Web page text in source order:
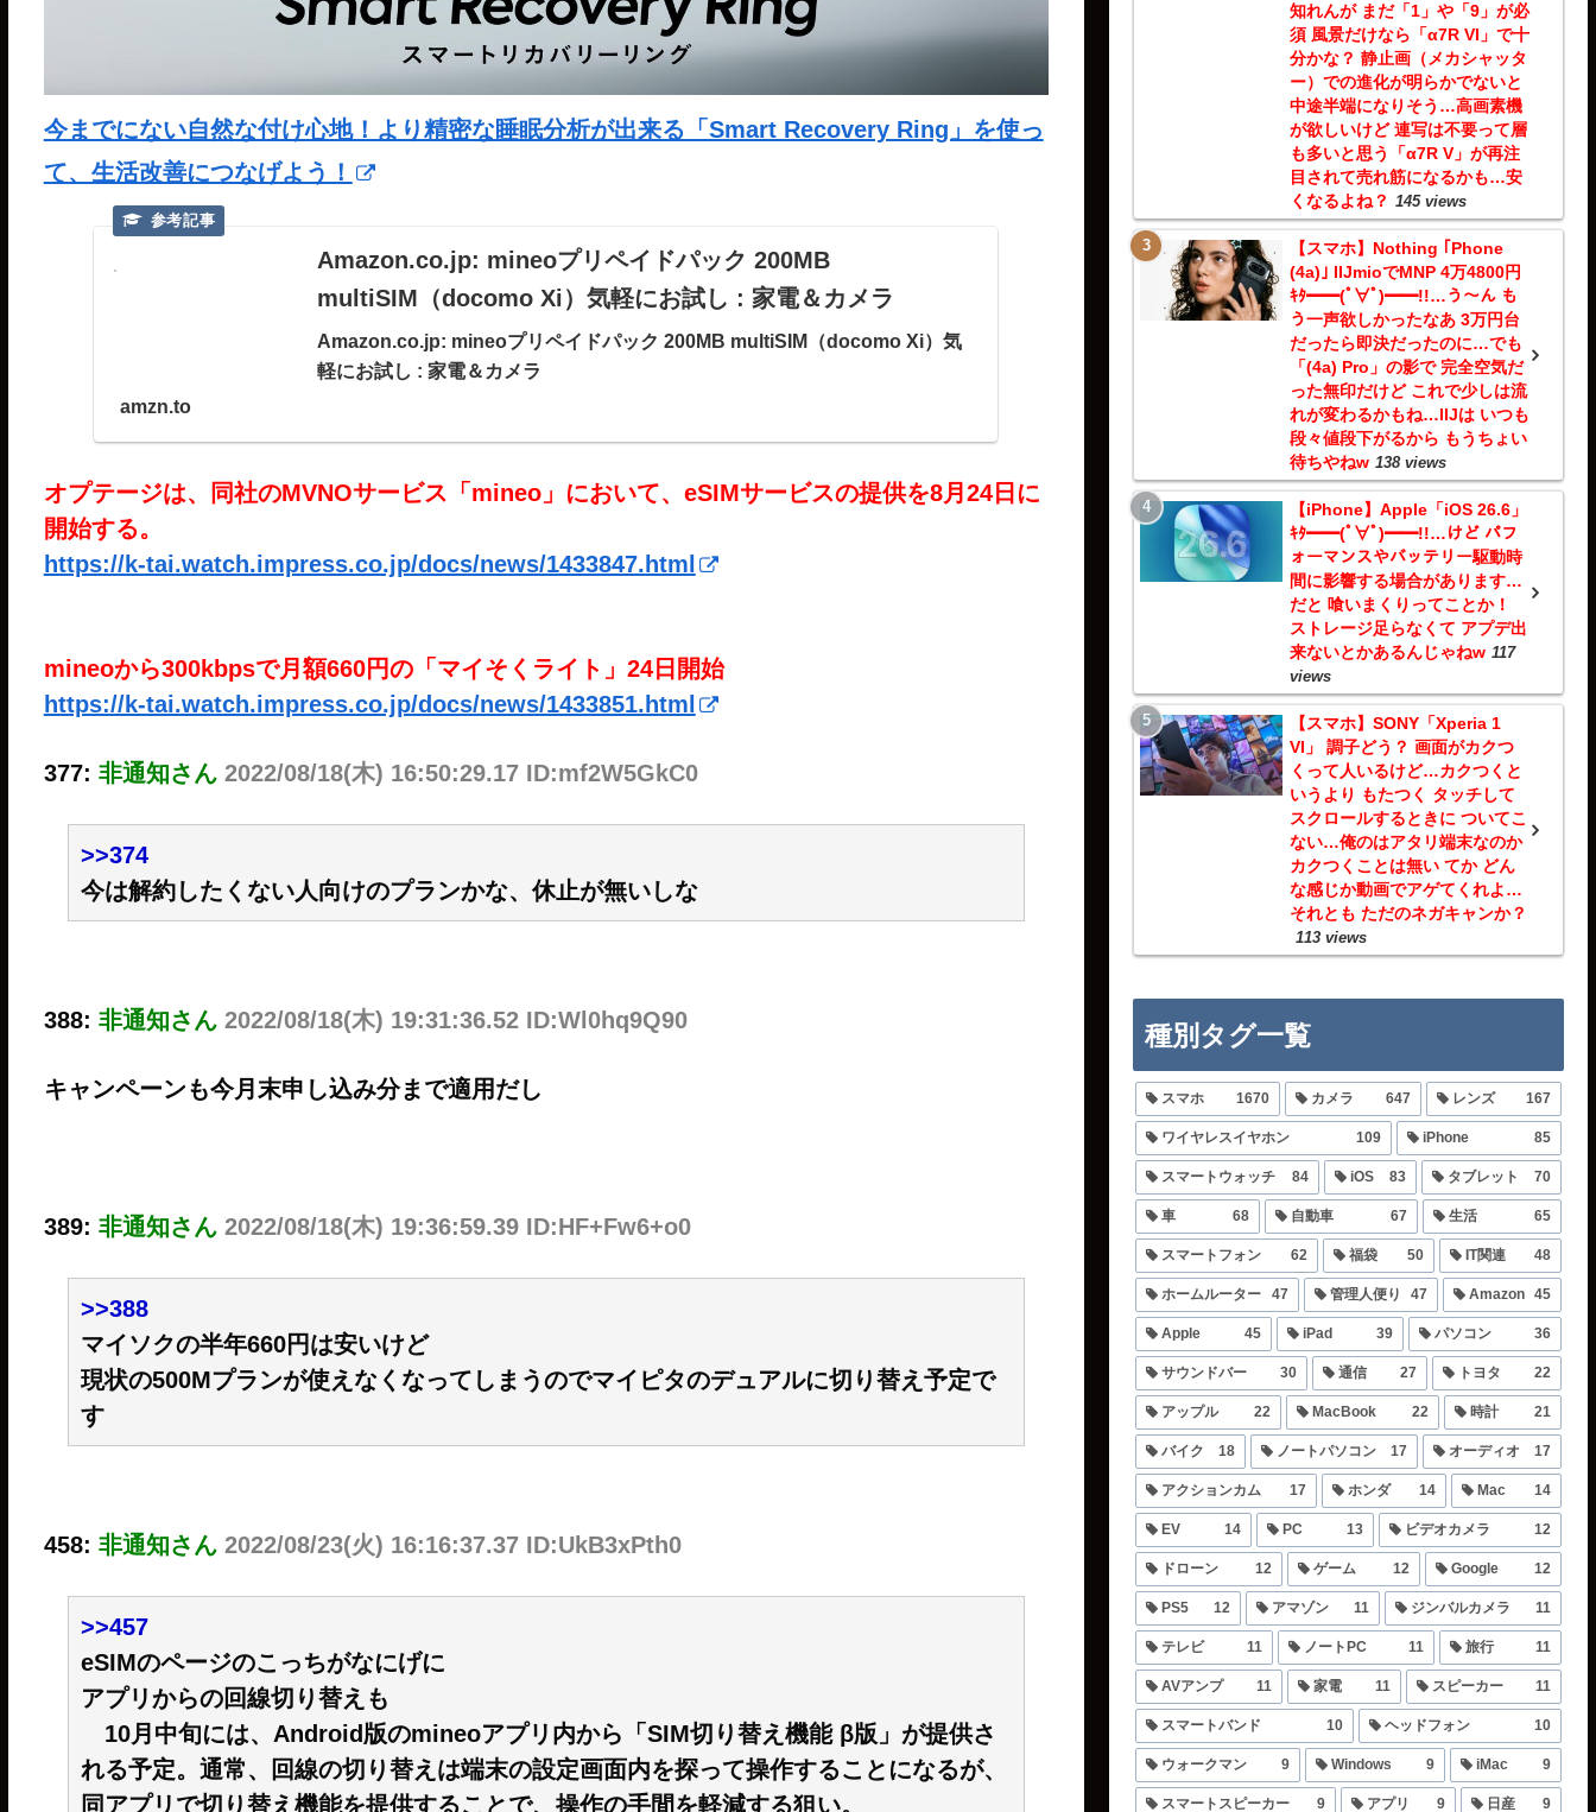
今までにない自然な付け心地！より精密な睡眠分析が出来る「Smart Recovery Ring」を使っ
て、生活改善につなげよう！
Amazon.co.jp: mineoプリペイドパック 200MB
multiSIM（docomo Xi）気軽にお試し : 家電＆カメラ
Amazon.co.jp: mineoプリペイドパック 200MB multiSIM（docomo Xi）気
軽にお試し : 家電＆カメラ
amzn.to
オプテージは、同社のMVNOサービス「mineo」において、eSIMサービスの提供を8月24日に
開始する。
https://k-tai.watch.impress.co.jp/docs/news/1433847.html
mineoから300kbpsで月額660円の「マイそくライト」24日開始
https://k-tai.watch.impress.co.jp/docs/news/1433851.html
377: 非通知さん 2022/08/18(木) 16:50:29.17 ID:mf2W5GkC0
>>374
今は解約したくない人向けのプランかな、休止が無いしな
388: 非通知さん 2022/08/18(木) 19:31:36.52 ID:Wl0hq9Q90
キャンペーンも今月末申し込み分まで適用だし
389: 非通知さん 2022/08/18(木) 19:36:59.39 ID:HF+Fw6+o0
>>388
マイソクの半年660円は安いけど
現状の500Mプランが使えなくなってしまうのでマイピタのデュアルに切り替え予定で
す
458: 非通知さん 2022/08/23(火) 16:16:37.37 ID:UkB3xPth0
>>457
eSIMのページのこっちがなにげに
アプリからの回線切り替えも
10月中旬には、Android版のmineoアプリ内から「SIM切り替え機能 β版」が提供さ
れる予定。通常、回線の切り替えは端末の設定画面内を探って操作することになるが、
同アプリで切り替え機能を提供することで、操作の手間を軽減する狙い。
知れんが まだ「1」や「9」が必
須 風景だけなら「α7R VI」で十
分かな？ 静止画（メカシャッタ
ー）での進化が明らかでないと
中途半端になりそう…高画素機
が欲しいけど 連写は不要って層
も多いと思う「α7R V」が再注
目されて売れ筋になるかも…安
くなるよね？ 145 views
【スマホ】Nothing ｢Phone
(4a)｣ IIJmioでMNP 4万4800円
ｷﾀ━━(ﾟ∀ﾟ)━━!!…う～ん も
う一声欲しかったなあ 3万円台
だったら即決だったのに…でも
「(4a) Pro」の影で 完全空気だ
った無印だけど これで少しは流
れが変わるかもね…IIJは いつも
段々値段下がるから もうちょい
待ちやねw 138 views
【iPhone】Apple「iOS 26.6」
ｷﾀ━━(ﾟ∀ﾟ)━━!!…けど パフ
ォーマンスやバッテリー駆動時
間に影響する場合があります…
だと 喰いまくりってことか！
ストレージ足らなくて アプデ出
来ないとかあるんじゃねw 117
views
【スマホ】SONY「Xperia 1
VI」 調子どう？ 画面がカクつ
くって人いるけど…カクつくと
いうより もたつく タッチして
スクロールするときに ついてこ
ない…俺のはアタリ端末なのか
カクつくことは無い てか どん
な感じか動画でアゲてくれよ…
それとも ただのネガキャンか？
113 views
種別タグ一覧
スマホ 1670 カメラ 647 レンズ 167
ワイヤレスイヤホン 109 iPhone 85
スマートウォッチ 84 iOS 83 タブレット 70
車 68 自動車 67 生活 65
スマートフォン 62 福袋 50 IT関連 48
ホームルーター 47 管理人便り 47 Amazon 45
Apple 45 iPad 39 パソコン 36
サウンドバー 30 通信 27 トヨタ 22
アップル 22 MacBook 22 時計 21
バイク 18 ノートパソコン 17 オーディオ 17
アクションカム 17 ホンダ 14 Mac 14
EV 14 PC 13 ビデオカメラ 12
ドローン 12 ゲーム 12 Google 12
PS5 12 アマゾン 11 ジンバルカメラ 11
テレビ 11 ノートPC 11 旅行 11
AVアンプ 11 家電 11 スピーカー 11
スマートバンド 10 ヘッドフォン 10
ウォークマン 9 Windows 9 iMac 9
スマートスピーカー 9 アプリ 9 日産 9